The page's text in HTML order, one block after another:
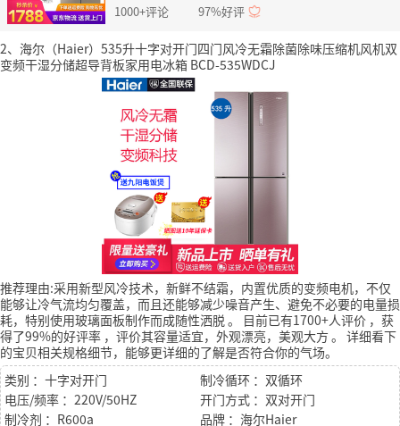
1000+评论 97%好评
2、海尔（Haier）535升十字对开门四门风冷无霜除菌除味压缩机风机双
变频干湿分储超导背板家用电冰箱 BCD-535WDCJ
推荐理由:采用新型风冷技术，新鲜不结霜，内置优质的变频电机，不仅
能够让冷气流均匀覆盖，而且还能够减少噪音产生、避免不必要的电量损
耗，特别使用玻璃面板制作而成随性洒脱 。
目前已有1700+人评价 ，获
得了99%的好评率 ，评价其容量适宜，外观漂亮，美观大方 。 详细看下
的宝贝相关规格细节，能够更详细的了解是否符合你的气场。
类别 ：十字对开门
制冷循环 ：双循环
电压/频率 ：220V/50HZ
开门方式 ：双对开门
制冷剂 ：R600a
品牌 ：海尔Haier